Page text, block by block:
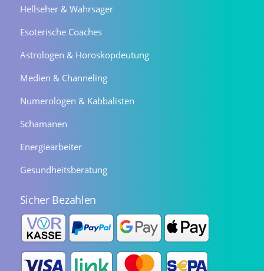
Hellseher & Wahrsager
Esoterische Coaches
Astrologen & Horoskopdeutung
Medien & Channeling
Numerologen & Kabbalisten
Schamanen
Energiearbeiter
Gesundheitsberatung
Sicher Bezahlen